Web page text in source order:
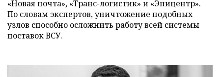
«Новая почта», «Транс-логистик» и «Эпицентр».
По словам экспертов, уничтожение подобных
узлов способно осложнить работу всей системы
поставок ВСУ.